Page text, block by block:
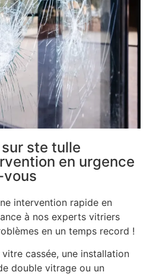
ste tulle
en urgence
vous
intervention rapide en
à nos experts vitriers
en un temps record !
cassée, une installation
double vitrage ou un